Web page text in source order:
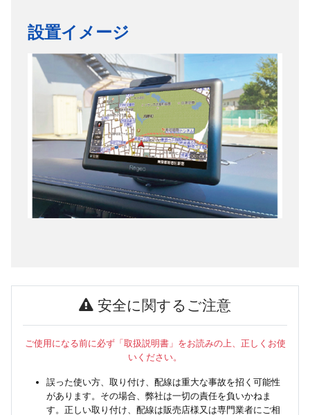
設置イメージ
安全に関するご注意
ご使用になる前に必ず「取扱説明書」をお読みの上、正しくお使
いください。
誤った使い方、取り付け、配線は重大な事故を招く可能性
があります。その場合、弊社は一切の責任を負いかねま
す。正しい取り付け、配線は販売店様又は専門業者にご相